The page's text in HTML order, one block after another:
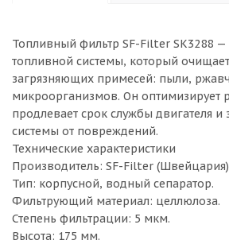
Топливный фильтр SF-Filter SK3288 —
топливной системы, который
загрязняющих примесей: пыли,
микроорганизмов. Он оптимизирует
продлевает срок службы двигателя
системы от повреждений.
Технические характеристики
Производитель: SF-Filter
Тип: корпусной, водный сепаратор.
Фильтрующий материал: целлюлоза.
Степень фильтрации: 5 мкм.
Высота: 175 мм.